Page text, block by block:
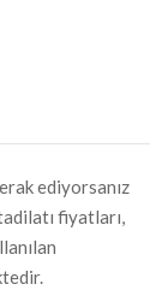
ediyorsanız
fiyatları,